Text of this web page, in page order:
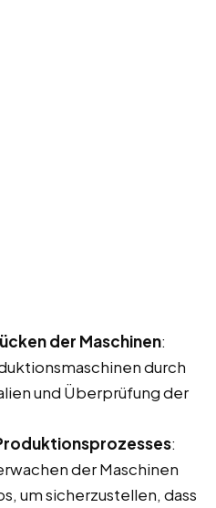
der Maschinen:
durch
und Überprüfung der
:
der Maschinen
um sicherzustellen, dass